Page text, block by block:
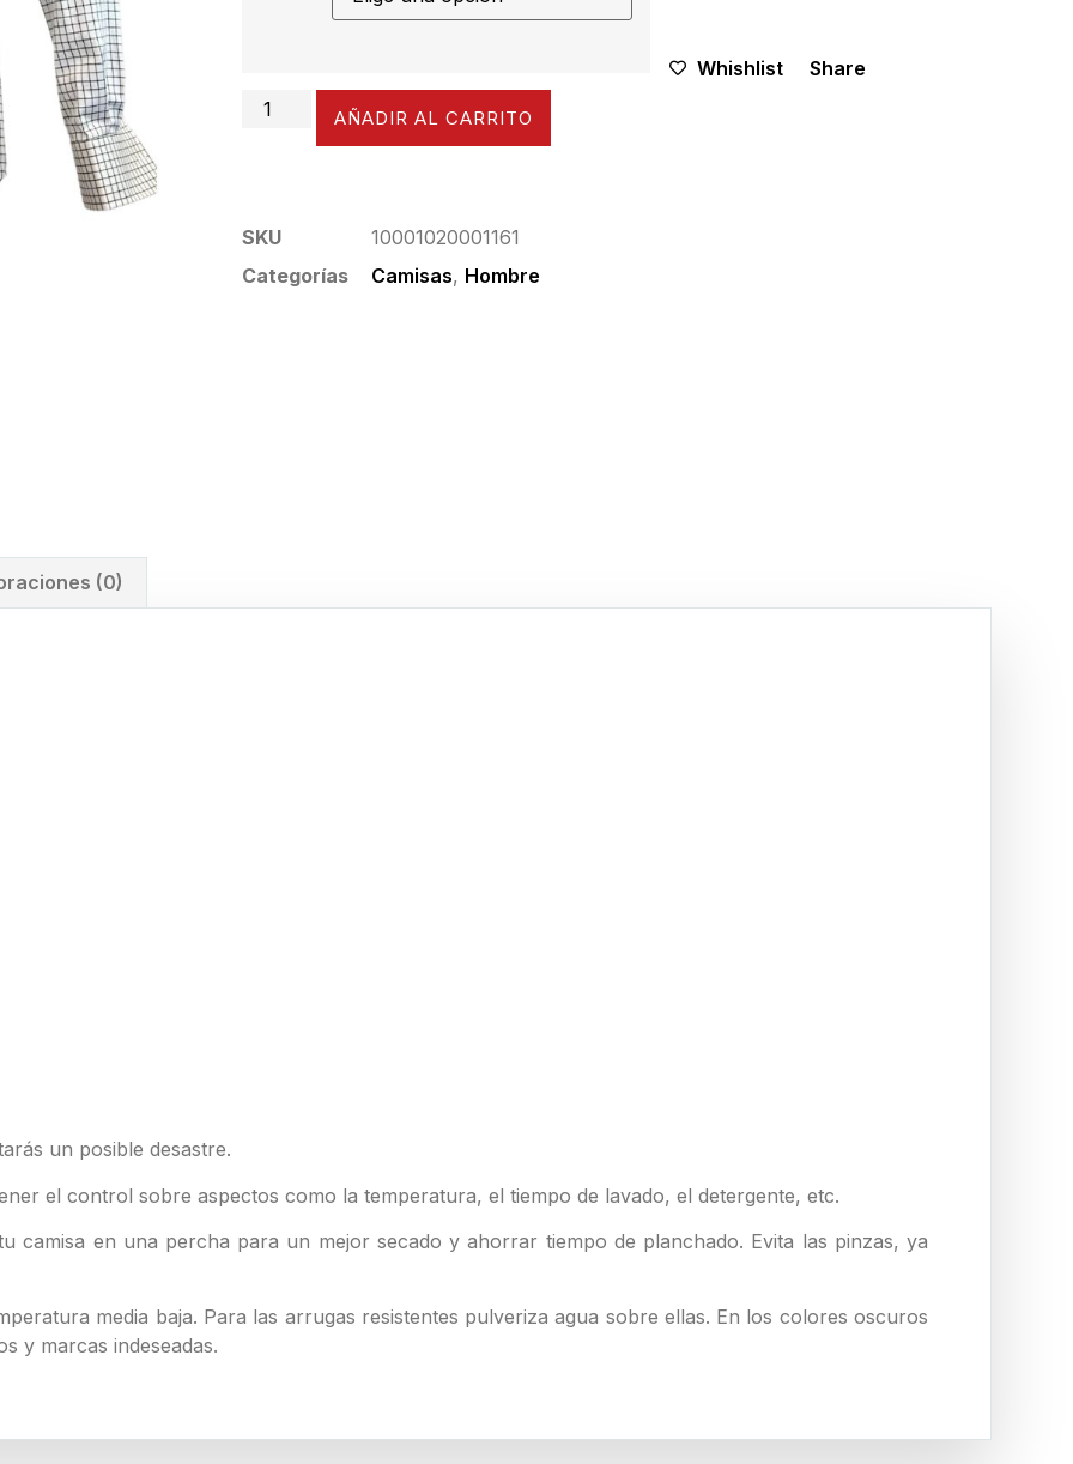
AÑADIR AL CARRITO
Whishlist Share
SKU
10001020001161
Categorías
Camisas, Hombre
(0)
un posible desastre.
el control sobre aspectos como la temperatura, el tiempo de lavado, el detergente, etc.
camisa en una percha para un mejor secado y ahorrar tiempo de planchado. Evita las pinzas, ya
media baja. Para las arrugas resistentes pulveriza agua sobre ellas. En los colores oscuros
y marcas indeseadas.